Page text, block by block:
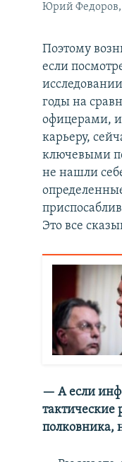
Юрий Федоров,
Поэтому
если
годы на
офицерами,
карьеру,
ключевыми
не нашли
Это все
— А если
тактические
полковника,